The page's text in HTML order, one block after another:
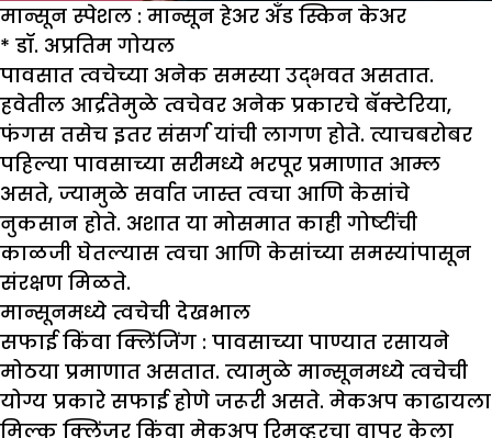
मान्सून स्पेशल : मान्सून हेअर अँड स्किन केअर
* डॉ. अप्रतिम गोयल
पावसात त्वचेच्या अनेक समस्या उद्भवत असतात.
हवेतील आर्द्रतेमुळे त्वचेवर अनेक प्रकारचे बॅक्टेरिया,
फंगस तसेच इतर संसर्ग यांची लागण होते. त्याचबरोबर
पहिल्या पावसाच्या सरीमध्ये भरपूर प्रमाणात आम्ल
असते, ज्यामुळे सर्वात जास्त त्वचा आणि केसांचे
नुकसान होते. अशात या मोसमात काही गोष्टींची
काळजी घेतल्यास त्वचा आणि केसांच्या समस्यांपासून
संरक्षण मिळते.
मान्सूनमध्ये त्वचेची देखभाल
सफाई किंवा क्लिंजिंग : पावसाच्या पाण्यात रसायने
मोठया प्रमाणात असतात. त्यामुळे मान्सूनमध्ये त्वचेची
योग्य प्रकारे सफाई होणे जरूरी असते. मेकअप काढायला
मिल्क क्लिंजर किंवा मेकअप रिमूव्हरचा वापर केला